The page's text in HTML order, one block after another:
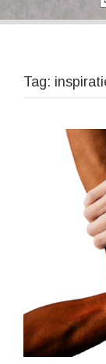
Tag: